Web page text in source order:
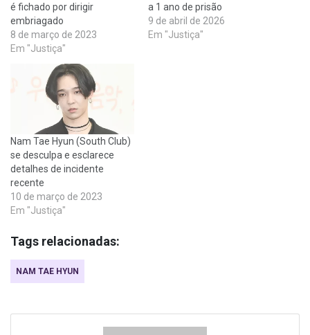
é fichado por dirigir
embriagado
8 de março de 2023
Em "Justiça"
a 1 ano de prisão
9 de abril de 2026
Em "Justiça"
Nam Tae Hyun (South Club)
se desculpa e esclarece
detalhes de incidente
recente
10 de março de 2023
Em "Justiça"
Tags relacionadas:
NAM TAE HYUN